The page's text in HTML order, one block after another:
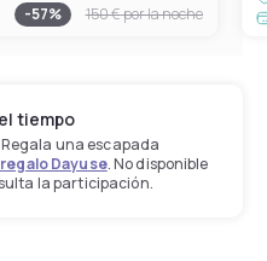
-57% 150 €por la noche
tiempo
una escapada
Dayuse. No disponible
la participación.